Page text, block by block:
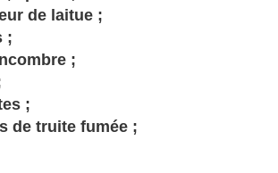
de laitue ;
;
;
;
de truite fumée ;